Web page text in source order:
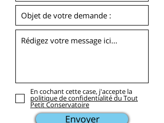
En cochant cette case, j'accepte la
politique de confidentialité du Tout
Petit Conservatoire
Envoyer